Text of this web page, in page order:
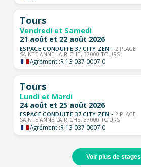
Tours
Vendredi et Samedi
21 août et 22 août 2026
ESPACE CONDUITE 37 CITY ZEN - 2 PLACE
SAINTE ANNE LA RICHE, 37000 TOURS
Agrément :R 13 037 0007 0
Tours
Lundi et Mardi
24 août et 25 août 2026
ESPACE CONDUITE 37 CITY ZEN - 2 PLACE
SAINTE ANNE LA RICHE, 37000 TOURS
Agrément :R 13 037 0007 0
Voir plus de stages